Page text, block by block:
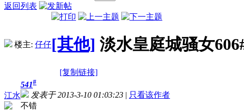
返回列表
楼主: 仔仔[其他] 淡水皇庭城骚女
[复制链接]
江水
541#
发表于 2013-3-10 01:03:23 | 只看该作者
不错